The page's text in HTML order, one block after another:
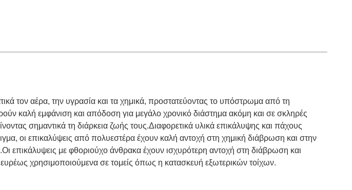
τον αέρα, την υγρασία και τα χημικά, προστατεύοντας το υπόστρωμα από τη
καλή εμφάνιση και απόδοση για μεγάλο χρονικό διάστημα ακόμη και σε σκληρές
σημαντικά τη διάρκεια ζωής τους.Διαφορετικά υλικά επικάλυψης και πάχους
οι επικαλύψεις από πολυεστέρα έχουν καλή αντοχή στη χημική διάβρωση και στην
επικάλυψεις με φθοριούχο άνθρακα έχουν ισχυρότερη αντοχή στη διάβρωση και
χρησιμοποιούμενα σε τομείς όπως η κατασκευή εξωτερικών τοίχων.